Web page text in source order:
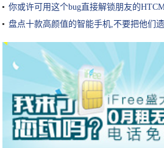
你或许可用这个bug直接解锁朋友的
盘点十款高颜值的智能手机,不要把他们